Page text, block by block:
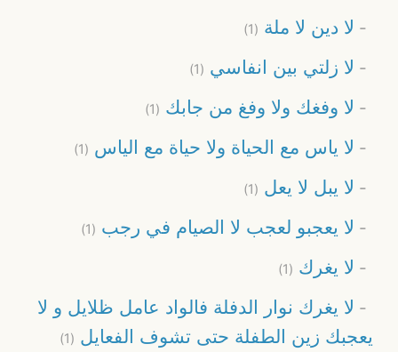
لا دين لا ملة (1)
لا زلتي بين انفاسي (1)
لا وفغك ولا وفغ من جابك (1)
لا ياس مع الحياة ولا حياة مع الياس (1)
لا يبل لا يعل (1)
لا يعجبو لعجب لا الصيام في رجب (1)
لا يغرك (1)
لا يغرك نوار الدفلة فالواد عامل ظلايل و لا
يعجبك زين الطفلة حتى تشوف الفعايل (1)